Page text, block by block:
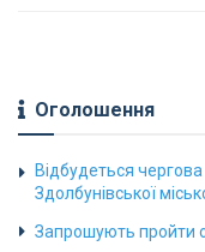
Оголошення
Відбудеться
Здолбунівської
Запрошують пройти